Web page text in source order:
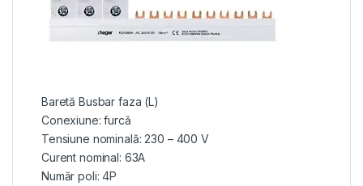
Baretă Busbar faza (L)
Conexiune: furcă
Tensiune nominală: 230 – 400 V
Curent nominal: 63A
Număr poli: 4P